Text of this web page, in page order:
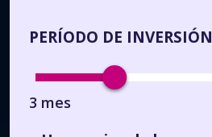
PERÍODO DE INVERSIÓN
3 mes